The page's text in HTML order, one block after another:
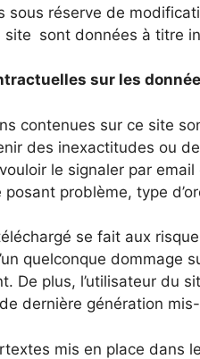
sous réserve de
site sont données à titre
sur les
contenues sur ce site
des inexactitudes ou
le signaler par
posant problème, type
se fait aux
quelconque dommage
De plus, l’utilisateur du
dernière génération
mis en place dans